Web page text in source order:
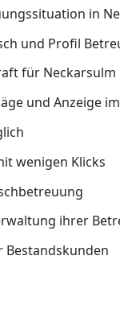
in
und Profil
für Neckarsulm
und Anzeige
wenigen Klicks
ihrer